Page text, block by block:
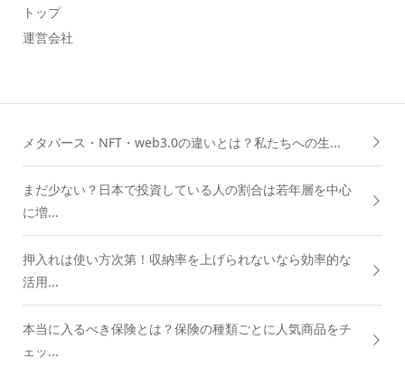
トップ
運営会社
メタバース・NFT・web3.0の違いとは？私たちへの生...
まだ少ない？日本で投資している人の割合は若年層を中心
に増...
押入れは使い方次第！収納率を上げられないなら効率的な
活用...
本当に入るべき保険とは？保険の種類ごとに人気商品をチ
ェッ...